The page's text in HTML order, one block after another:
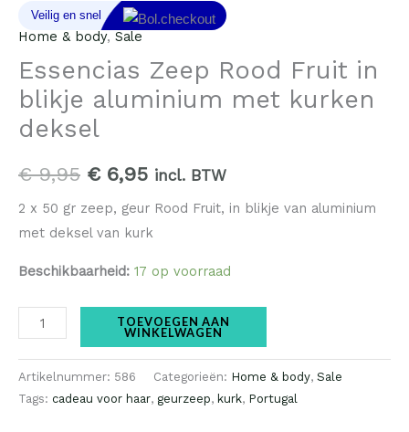
Home & body, Sale
Essencias Zeep Rood Fruit in
blikje aluminium met kurken
deksel
€9,95
was:
€ 9,95.
€6,95
is:
incl. BTW
2 x 50 gr zeep, geur Rood Fruit, in blikje van aluminium
met deksel van kurk
Beschikbaarheid: 17 op voorraad
Fruit
in
blikje
aluminium
met
kurken
aantal
TOEVOEGEN AAN
WINKELWAGEN
Artikelnummer: 586 Categorieën: Home & body, Sale
Tags: cadeau voor haar, geurzeep, kurk, Portugal